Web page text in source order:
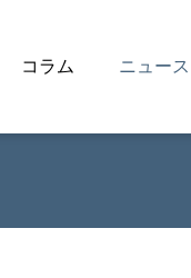
コラム ニュース